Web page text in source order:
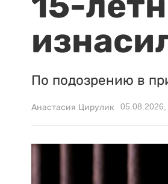
По подозрению в
Анастасия Цирулик 05.08.2026,